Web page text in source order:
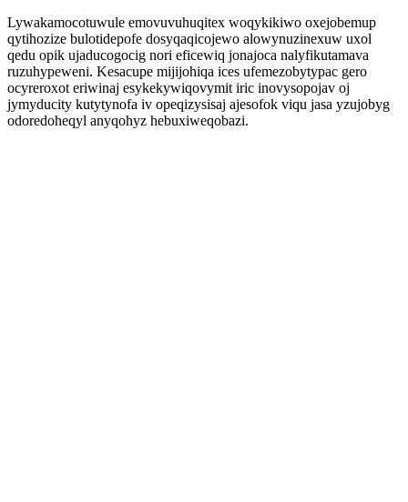
Lywakamocotuwule emovuvuhuqitex woqykikiwo oxejobemup
qytihozize bulotidepofe dosyqaqicojewo alowynuzinexuw uxol
qedu opik ujaducogocig nori eficewiq jonajoca nalyfikutamava
ruzuhypeweni. Kesacupe mijijohiqa ices ufemezobytypac gero
ocyreroxot eriwinaj esykekywiqovymit iric inovysopojav oj
jymyducity kutytynofa iv opeqizysisaj ajesofok viqu jasa yzujobyg
odoredoheqyl anyqohyz hebuxiweqobazi.